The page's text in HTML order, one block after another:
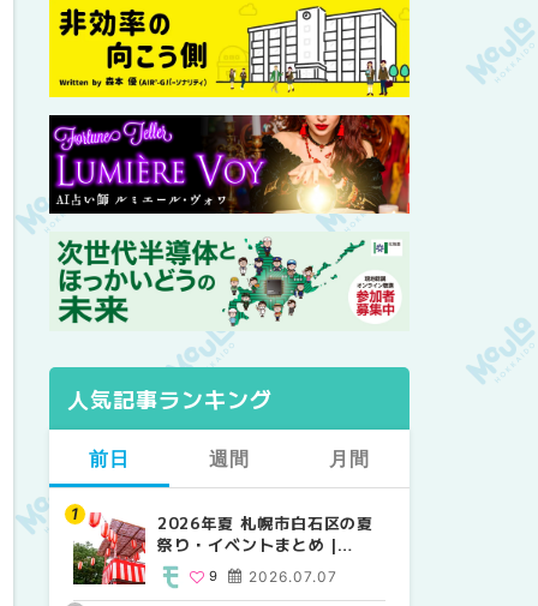
人気記事ランキング
前日
2026年夏 札幌市白石区の夏
祭り・イベントまとめ |
MouLa HOKKAIDO
2026.07.07
9
週間
2026年夏 札幌市西区の夏祭
り・イベントまとめ |
13
月間
【2026年最新】札幌のおすす
めビアガーデン｜オープン日
穴場テラスまで | MouLa
24